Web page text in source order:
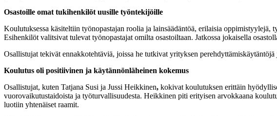
Osastoille omat tukihenkilöt uusille työntekijöille
Koulutuksessa käsiteltiin työnopastajan roolia ja lainsäädäntöä, erilaisia
Esihenkilöt valitsivat tulevat työnopastajat omilta osastoiltaan. Jatkossa jokaisella
Osallistujat tekivät ennakkotehtäviä, joissa he tutkivat yrityksen
Koulutus oli positiivinen ja käytännönläheinen kokemus
Osallistujat, kuten Tatjana Susi ja Jussi Heikkinen, kokivat koulutuksen erittäin
vuorovaikutustaidoista ja työturvallisuudesta. Heikkinen piti erityisen arvokkaana
luotiin yhtenäiset raamit.